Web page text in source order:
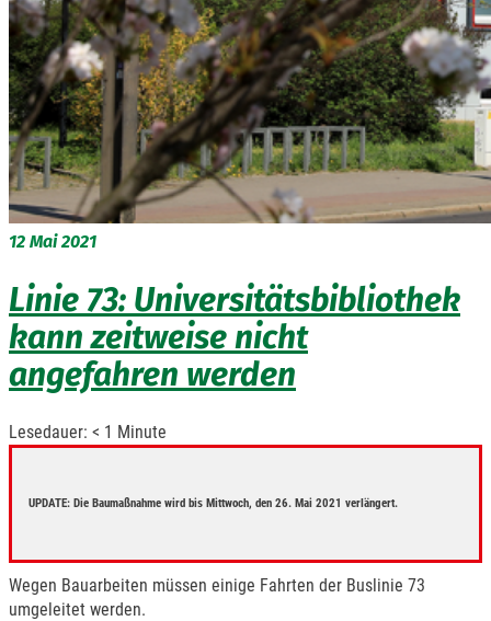
12 Mai 2021
Linie 73: Universitätsbibliothek
kann zeitweise nicht
angefahren werden
Lesedauer: < 1 Minute
UPDATE: Die Baumaßnahme wird bis Mittwoch, den 26. Mai 2021 verlängert.
Wegen Bauarbeiten müssen einige Fahrten der Buslinie 73
umgeleitet werden.